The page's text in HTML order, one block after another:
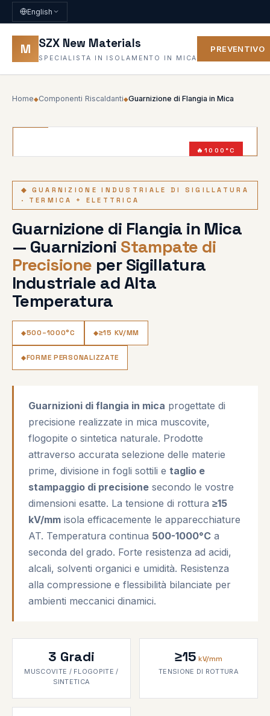
English
M SZX New Materials
SPECIALISTA IN ISOLAMENTO IN MICA
PREVENTIVO
Home◆Componenti Riscaldanti◆Guarnizione di Flangia in Mica
1000°C
◆ GUARNIZIONE INDUSTRIALE DI SIGILLATURA
· TERMICA + ELETTRICA
Guarnizione di Flangia in Mica
— Guarnizioni Stampate di
Precisione per Sigillatura
Industriale ad Alta
Temperatura
500–1000°C ≥15 KV/MM
FORME PERSONALIZZATE
Guarnizioni di flangia in mica progettate di
precisione realizzate in mica muscovite,
flogopite o sintetica naturale. Prodotte
attraverso accurata selezione delle materie
prime, divisione in fogli sottili e taglio e
stampaggio di precisione secondo le vostre
dimensioni esatte. La tensione di rottura ≥15
kV/mm isola efficacemente le apparecchiature
AT. Temperatura continua 500-1000°C a
seconda del grado. Forte resistenza ad acidi,
alcali, solventi organici e umidità. Resistenza
alla compressione e flessibilità bilanciate per
ambienti meccanici dinamici.
3 Gradi
MUSCOVITE / FLOGOPITE /
SINTETICA
≥15 kV/mm
TENSIONE DI ROTTURA